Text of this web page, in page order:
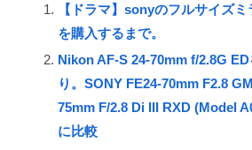
【ドラマ】sonyのフルサイズ
を購入するまで。
Nikon AF-S 24-70mm f/2.8G
り。SONY FE24-70mm F2.8
75mm F/2.8 Di III RXD (Model
に比較